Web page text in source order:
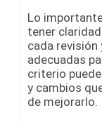
Lo
tener
cada
adecuadas
criterio
y cambios
de mejorarlo.